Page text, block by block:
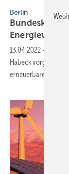
Berlin
13.04.2022 -
Habeck
erneuerbarer